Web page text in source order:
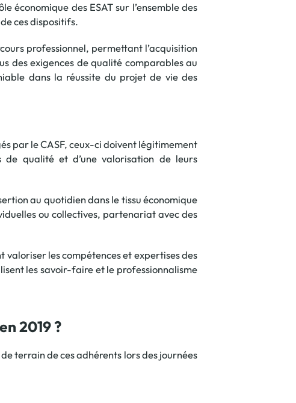
économique des ESAT sur l’ensemble des
ces dispositifs.
professionnel, permettant l’acquisition
des exigences de qualité comparables au
dans la réussite du projet de vie des
par le CASF, ceux-ci doivent légitimement
de qualité et d’une valorisation de leurs
au quotidien dans le tissu économique
ou collectives, partenariat avec des
valoriser les compétences et expertises des
les savoir-faire et le professionnalisme
2019 ?
terrain de ces adhérents lors des journées